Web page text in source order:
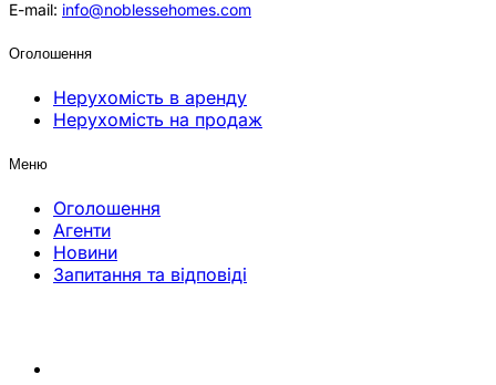
E-mail: info@noblessehomes.com
Оголошення
Нерухомість в аренду
Нерухомість на продаж
Меню
Оголошення
Агенти
Новини
Запитання та відповіді